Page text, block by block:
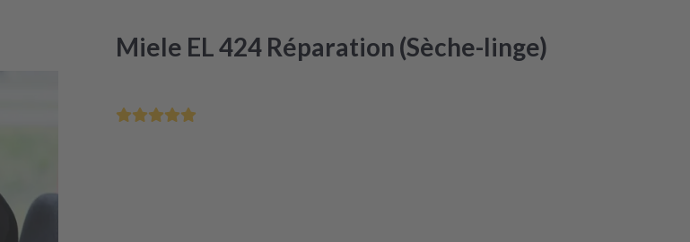
Miele EL 424 Réparation (Sèche-linge)